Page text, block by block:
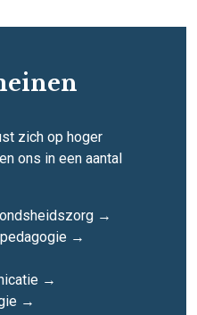
zich op hoger
ons in een aantal
→
→
→
→